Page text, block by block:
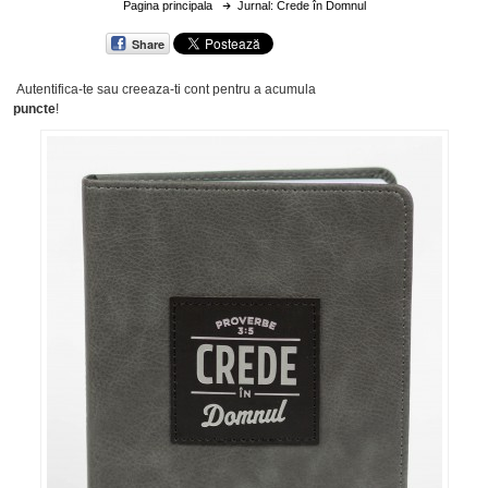
Pagina principala Jurnal: Crede în Domnul
Share
Autentifica-te sau creeaza-ti contpentru a acumula
puncte!